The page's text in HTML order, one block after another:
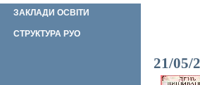
ЗАКЛАДИ ОСВІТИ
СТРУКТУРА РУО
21/